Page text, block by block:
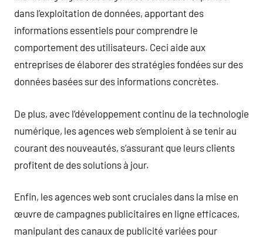
dans l’exploitation de données, apportant des
informations essentiels pour comprendre le
comportement des utilisateurs. Ceci aide aux
entreprises de élaborer des stratégies fondées sur des
données basées sur des informations concrètes.
De plus, avec l’développement continu de la technologie
numérique, les agences web s’emploient à se tenir au
courant des nouveautés, s’assurant que leurs clients
profitent de des solutions à jour.
Enfin, les agences web sont cruciales dans la mise en
œuvre de campagnes publicitaires en ligne efficaces,
manipulant des canaux de publicité variées pour